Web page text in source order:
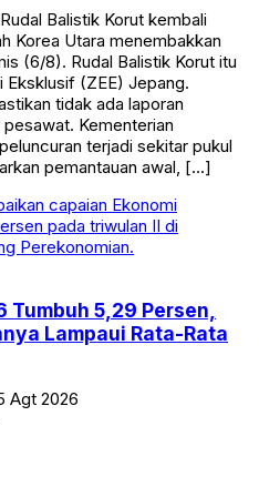
Balistik Korut kembali
Korea Utara menembakkan
(6/8). Rudal Balistik Korut itu
Eksklusif (ZEE) Jepang.
tidak ada laporan
Kementerian
terjadi sekitar pukul
pemantauan awal, […]
5,29 Persen,
Lampaui Rata-Rata
Agt 2026